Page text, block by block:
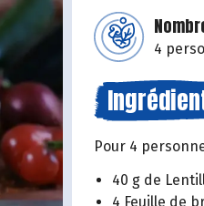
4
Pour 4
40 g de
4 Feuille de